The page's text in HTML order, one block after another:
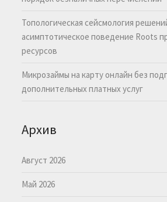
Топологическая сейсмология
асимптотическое поведение Roots
ресурсов
Микрозаймы на карту онлайн без
дополнительных платных услуг
Архив
Август 2026
Май 2026